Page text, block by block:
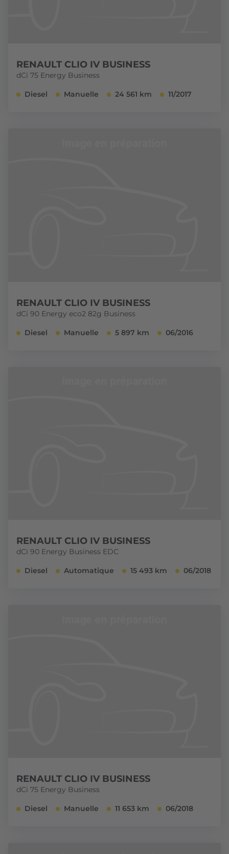
RENAULT CLIO IV BUSINESS
dCi 75 Energy Business
Diesel Manuelle 24 561 km 11/2017
RENAULT CLIO IV BUSINESS
dCi 90 Energy eco2 82g Business
Diesel Manuelle 5 897 km 06/2016
RENAULT CLIO IV BUSINESS
dCi 90 Energy Business EDC
Diesel Automatique 15 493 km 06/2018
RENAULT CLIO IV BUSINESS
dCi 75 Energy Business
Diesel Manuelle 11 653 km 06/2018